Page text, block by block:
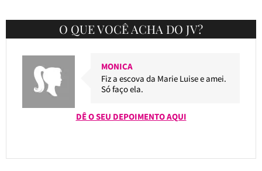
O QUE VOCÊ ACHA DO JV?
MONICA
Fiz a escova da Marie Luise e amei.
Só faço ela.
DÊ O SEU DEPOIMENTO AQUI